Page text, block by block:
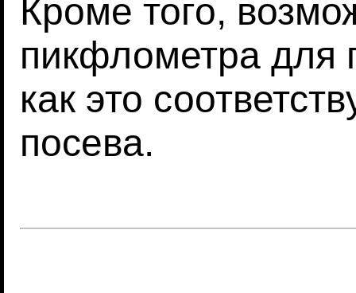
Кроме того,
пикфлометра для
как это
посева.